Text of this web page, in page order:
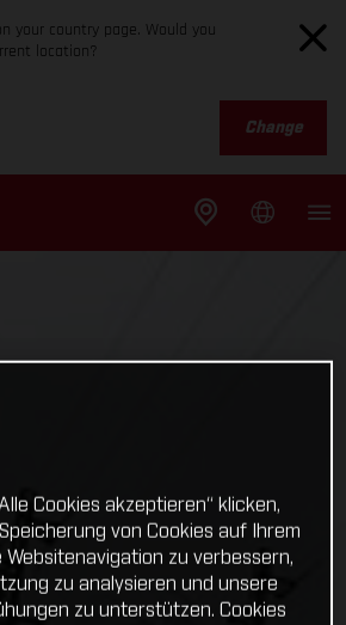
your country page. Would you
location?
Change
Cookies akzeptieren“ klicken,
von Cookies auf Ihrem
Websitenavigation zu verbessern,
zu analysieren und unsere
zu unterstützen. Cookies